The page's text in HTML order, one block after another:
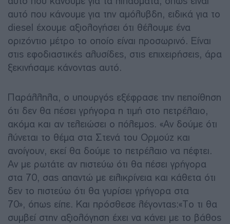
αυτό που κάνουμε για την αμόλυβδη, ειδικά για το
diesel έχουμε αξιολογήσει ότι θέλουμε ένα
οριζόντιο μέτρο το οποίο είναι προσωρινό. Είναι
στις εφοδιαστικές αλυσίδες, στις επιχειρήσεις, άρα
ξεκινήσαμε κάνοντας αυτό.
Παράλληλα, ο υπουργός εξέφρασε την πεποίθηση
ότι δεν θα πέσει γρήγορα η τιμή στο πετρέλαιο,
ακόμα και αν τελειώσει ο πόλεμος. «Αν δούμε ότι
λύνεται το θέμα στα Στενά του Ορμούζ και
ανοίγουν, εκεί θα δούμε το πετρέλαιο να πέφτει.
Αν με ρωτάτε αν πιστεύω ότι θα πέσει γρήγορα
στα 70, σας απαντώ με ειλικρίνεια και κάθετα ότι
δεν το πιστεύω ότι θα γυρίσει γρήγορα στα
70», όπως είπε. Και πρόσθεσε λέγοντας:«Το τι θα
συμβεί στην αξιολόγηση έχει να κάνει με το βάθος